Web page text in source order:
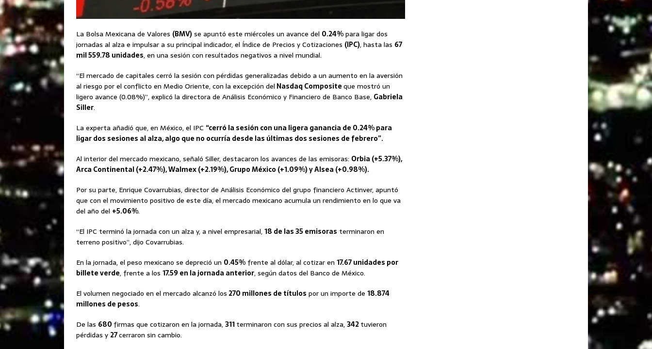
La Bolsa Mexicana de Valores (BMV) se apuntó este miércoles un avance del 0.24%para ligar dos
jornadas al alza e impulsar a su principal indicador, el Índice de Precios y Cotizaciones (IPC), hasta las 67
mil 559.78 unidades, en una sesión con resultados negativos a nivel mundial.
“El mercado de capitales cerró la sesión con pérdidas generalizadas debido a un aumento en la aversión
al riesgo por el conflicto en Medio Oriente, con la excepción del Nasdaq Compositeque mostró un
ligero avance (0.08%)”, explicó la directora de Análisis Económico y Financiero de Banco Base, Gabriela
Siller.
La experta añadió que, en México, el IPC “cerró la sesión con una ligera ganancia de 0.24% para
ligar dos sesiones al alza, algo que no ocurría desde las últimas dos sesiones de febrero”.
Al interior del mercado mexicano, señaló Siller, destacaron los avances de las emisoras: Orbia (+5.37%),
Arca Continental (+2.47%), Walmex (+2.19%), Grupo México (+1.09%) y Alsea (+0.98%).
Por su parte, Enrique Covarrubias, director de Análisis Económico del grupo financiero Actinver, apuntó
que con el movimiento positivo de este día, el mercado mexicano acumula un rendimiento en lo que va
del año del +5.06%.
“El IPC terminó la jornada con un alza y, a nivel empresarial,18 de las 35 emisoras terminaron en
terreno positivo”, dijo Covarrubias.
En la jornada, el peso mexicano se depreció un 0.45% frente al dólar, al cotizar en 17.67 unidades por
billete verde, frente a los 17.59 en la jornada anterior, según datos del Banco de México.
El volumen negociado en el mercado alcanzó los 270 millones de títulos por un importe de 18.874
millones de pesos.
De las 680 firmas que cotizaron en la jornada,311terminaron con sus precios al alza,342tuvieron
pérdidas y 27cerraron sin cambio.